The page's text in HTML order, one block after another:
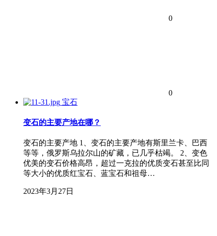
0
0
宝石
变石的主要产地在哪？
变石的主要产地 1、变石的主要产地有斯里兰卡、巴西
等等，俄罗斯乌拉尔山的矿藏，已几乎枯竭。 2、变色
优美的变石价格高昂，超过一克拉的优质变石甚至比同
等大小的优质红宝石、蓝宝石和祖母…
2023年3月27日